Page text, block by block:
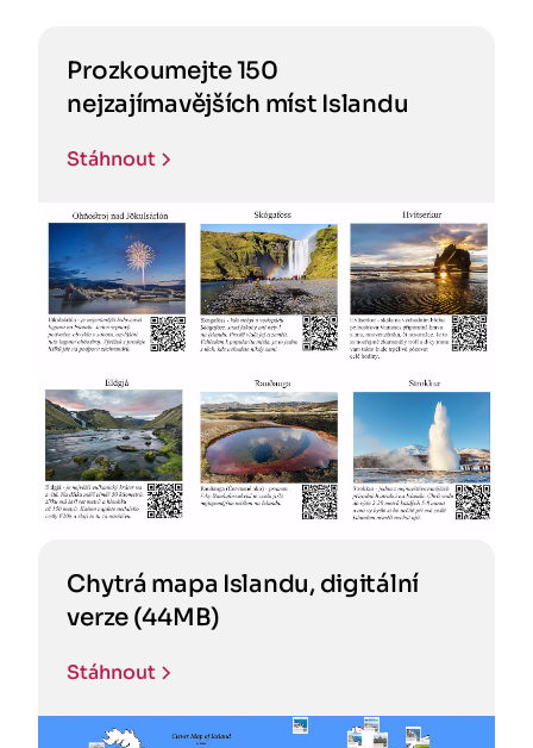
Prozkoumejte 150
nejzajímavějších míst Islandu
Stáhnout
Chytrá mapa Islandu, digitální
verze (44MB)
Stáhnout